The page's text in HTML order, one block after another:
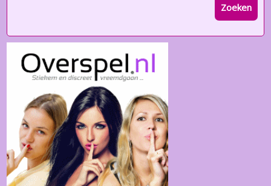
Zoeken